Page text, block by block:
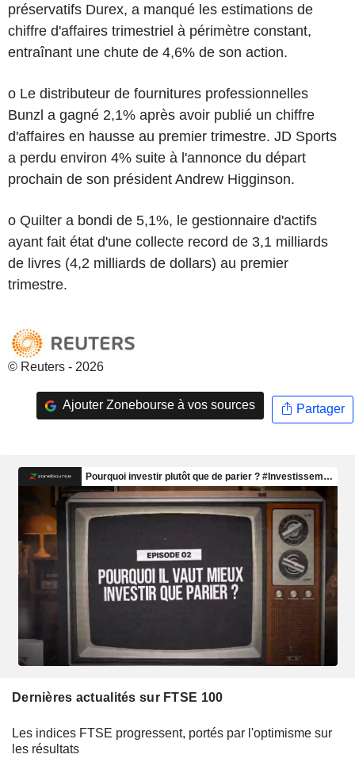
préservatifs Durex, a manqué les estimations de
chiffre d'affaires trimestriel à périmètre constant,
entraînant une chute de 4,6% de son action.
o Le distributeur de fournitures professionnelles
Bunzl a gagné 2,1% après avoir publié un chiffre
d'affaires en hausse au premier trimestre. JD Sports
a perdu environ 4% suite à l'annonce du départ
prochain de son président Andrew Higginson.
o Quilter a bondi de 5,1%, le gestionnaire d'actifs
ayant fait état d'une collecte record de 3,1 milliards
de livres (4,2 milliards de dollars) au premier
trimestre.
© Reuters - 2026
Ajouter Zonebourse à vos sources Partager
Dernières actualités sur FTSE 100
Les indices FTSE progressent, portés par l'optimisme sur
les résultats